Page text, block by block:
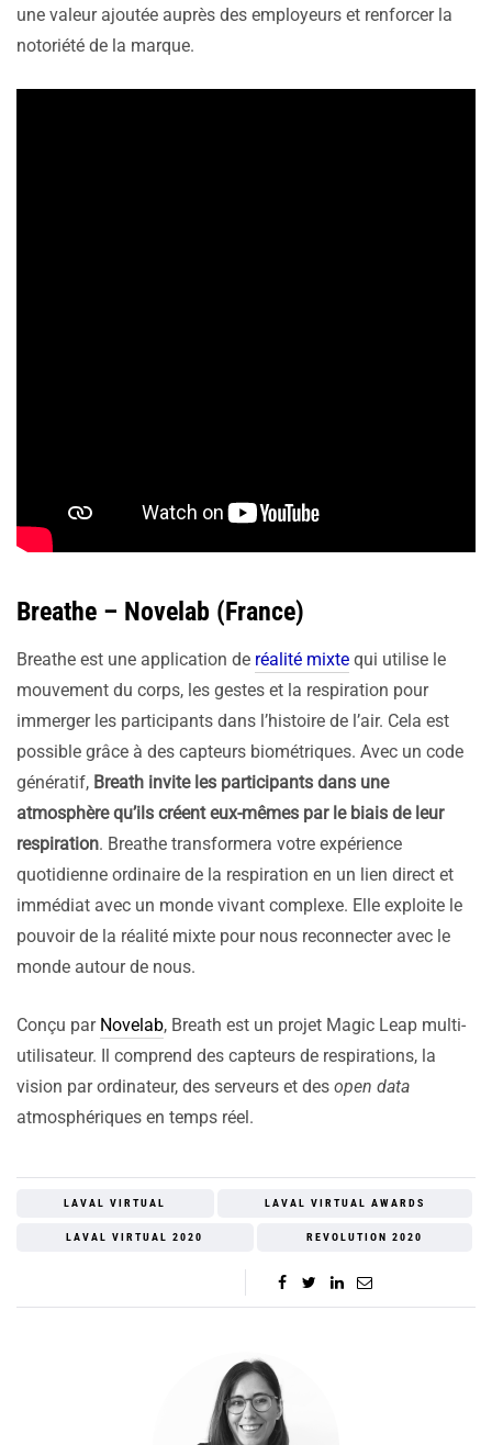
une valeur ajoutée auprès des employeurs et renforcer la
notoriété de la marque.
Breathe – Novelab (France)
Breathe est une application de réalité mixte qui utilise le
mouvement du corps, les gestes et la respiration pour
immerger les participants dans l’histoire de l’air. Cela est
possible grâce à des capteurs biométriques. Avec un code
génératif, Breath invite les participants dans une
atmosphère qu’ils créent eux-mêmes par le biais de leur
respiration. Breathe transformera votre expérience
quotidienne ordinaire de la respiration en un lien direct et
immédiat avec un monde vivant complexe. Elle exploite le
pouvoir de la réalité mixte pour nous reconnecter avec le
monde autour de nous.
Conçu par Novelab, Breath est un projet Magic Leap multi-
utilisateur. Il comprend des capteurs de respirations, la
vision par ordinateur, des serveurs et des open data
atmosphériques en temps réel.
LAVAL VIRTUAL LAVAL VIRTUAL AWARDS
LAVAL VIRTUAL 2020 REVOLUTION 2020